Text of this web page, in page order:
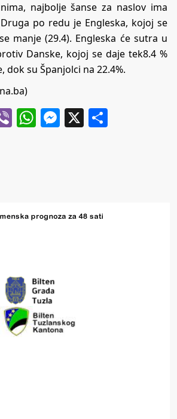
najbolje šanse za naslov ima
po redu je Engleska, kojoj se
manje (29.4). Engleska će sutra u
Danske, kojoj se daje tek8.4 %
dok su Španjolci na 22.4%.
ViberWhatsApp
Messenger
X